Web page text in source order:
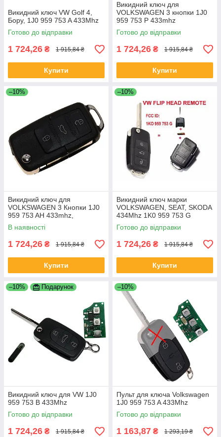
Викидний ключ VW Golf 4,
Бору, 1J0 959 753 A 433Mhz
Готово до відправки
1 724,26 ₴ 1 915,84 ₴
Купити
Викидний ключ для
VOLKSWAGEN 3 кнопки 1J0
959 753 P 433mhz
Готово до відправки
1 724,26 ₴ 1 915,84 ₴
Купити
–10%
Викидний ключ для
VOLKSWAGEN 3 Кнопки 1J0
959 753 AH 433mhz,
В наявності
1 724,26 ₴ 1 915,84 ₴
Купити
–10%
Викидний ключ марки
VOLKSWAGEN, SEAT, SKODA
434Mhz 1K0 959 753 G
Готово до відправки
1 724,26 ₴ 1 915,84 ₴
Купити
–10% Подарунок
Викидний ключ для VW 1J0
959 753 B 433Mhz
Готово до відправки
1 724,26 ₴ 1 915,84 ₴
–10%
Пульт для ключа Volkswagen
1J0 959 753 A 433Mhz
Готово до відправки
1 163,87 ₴ 1 293,19 ₴